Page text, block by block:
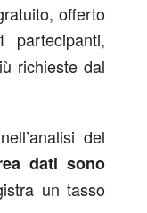
offerto
richieste dal
del
dati sono
un tasso